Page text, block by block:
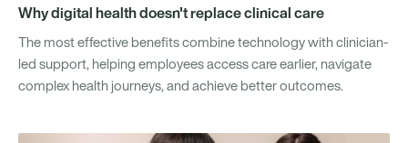
Why digital health doesn't replace clinical care
The most effective benefits combine technology with clinician-
led support, helping employees access care earlier, navigate
complex health journeys, and achieve better outcomes.